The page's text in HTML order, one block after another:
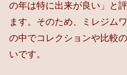
の年は特に出来が良い」と
ます。そのため、ミレジム
の中でコレクションや比較
いです。